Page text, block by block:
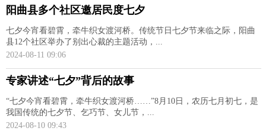
阳曲县多个社区邀居民度七夕
七夕今宵看碧霄，牵牛织女渡河桥。传统节日七夕节来临之际，阳曲
县12个社区举办了别出心裁的主题活动，...
2024-08-11 09:06
专家讲述“七夕”背后的故事
“七夕今宵看碧霄，牵牛织女渡河桥……”8月10日，农历七月初七，是
我国传统的七夕节、乞巧节、女儿节，...
2024-08-10 09:43